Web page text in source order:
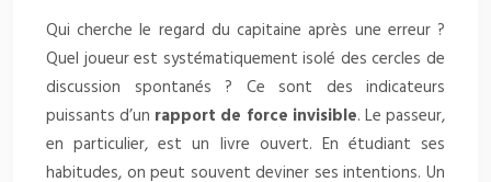
Qui cherche le regard du capitaine après une erreur ?
Quel joueur est systématiquement isolé des cercles de
discussion spontanés ? Ce sont des indicateurs
puissants d’un rapport de force invisible. Le passeur,
en particulier, est un livre ouvert. En étudiant ses
habitudes, on peut souvent deviner ses intentions. Un